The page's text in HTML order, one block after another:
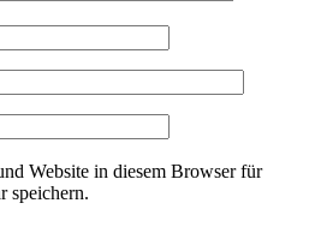
Website in diesem Browser für
speichern.